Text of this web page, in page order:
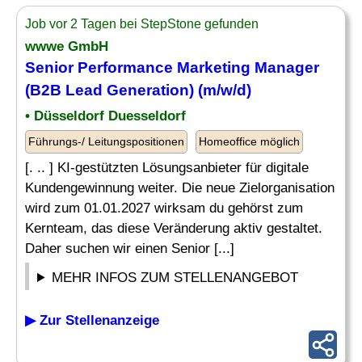
Job vor 2 Tagen bei StepStone gefunden
wwwe GmbH
Senior Performance Marketing Manager
(B2B Lead Generation) (m/w/d)
• Düsseldorf Duesseldorf
Führungs-/ Leitungspositionen Homeoffice möglich
[. .. ] KI-gestützten Lösungsanbieter für digitale
Kundengewinnung weiter. Die neue Zielorganisation
wird zum 01.01.2027 wirksam du gehörst zum
Kernteam, das diese Veränderung aktiv gestaltet.
Daher suchen wir einen Senior [...]
MEHR INFOS ZUM STELLENANGEBOT
▶ Zur Stellenanzeige